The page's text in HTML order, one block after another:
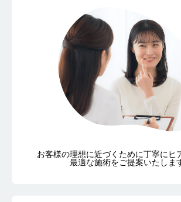
お客様の理想に近づくために丁寧にヒ
最適な施術をご提案いたしま